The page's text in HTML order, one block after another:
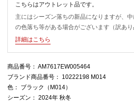
こちらはアウトレット品です。
主にはシーズン落ちの新品になりますが、
の色落ち等がある場合がございます（訳あり
詳細はこちら
商品番号 ： AM7617EW005464
ブランド商品番号 ： 10222198 M014
色 ： ブラック（M014）
シーズン ： 2024年 秋冬